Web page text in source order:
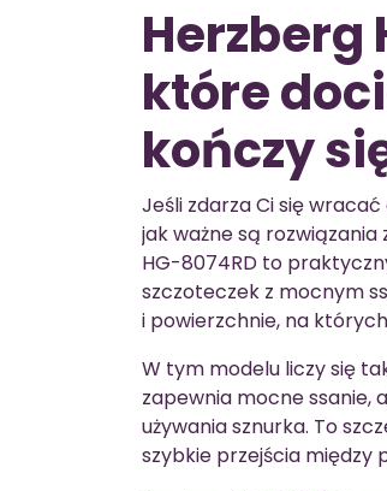
Herzberg
które
kończy
Jeśli zdarza Ci się
jak ważne są
HG-8074RD to
szczoteczek z mocnym
i powierzchnie, na
W tym modelu liczy się
zapewnia mocne ssanie,
używania sznurka. To
szybkie przejścia między